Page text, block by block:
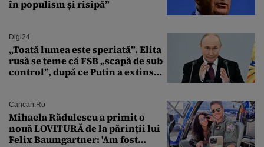
în populism și risipă”
Digi24
„Toată lumea este speriată”. Elita
rusă se teme că FSB „scapă de sub
control”, după ce Putin a extins
Cancan.ro
Mihaela Rădulescu a primit o
nouă LOVITURĂ de la părinții lui
Felix Baumgartner: 'Am fost